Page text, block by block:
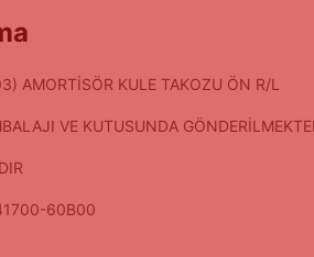
AMORTİSÖR KULE TAKOZU ÖN R/L
VE KUTUSUNDA
60B00